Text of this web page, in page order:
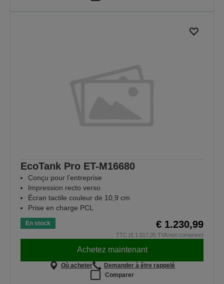
EcoTank Pro ET-M16680
Conçu pour l’entreprise
Impression recto verso
Écran tactile couleur de 10,9 cm
Prise en charge PCL
En stock € 1.230,99
TTC (€ 1.017,35 TVA non comprise)
Achetez maintenant
Où acheter
Demander à être rappelé
Comparer